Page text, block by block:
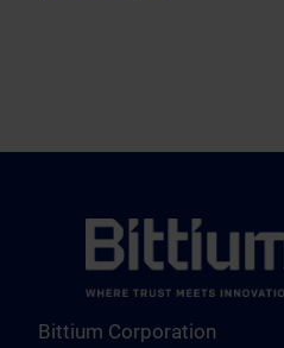
Bittium Corporation